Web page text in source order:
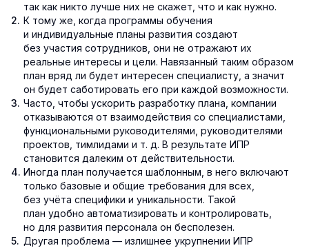
так как никто лучше них не скажет, что и как нужно.
К тому же, когда программы обучения
и индивидуальные планы развития создают
без участия сотрудников, они не отражают их
реальные интересы и цели. Навязанный таким образом
план вряд ли будет интересен специалисту, а значит
он будет саботировать его при каждой возможности.
Часто, чтобы ускорить разработку плана, компании
отказываются от взаимодействия со специалистами,
функциональными руководителями, руководителями
проектов, тимлидами и т. д. В результате ИПР
становится далеким от действительности.
Иногда план получается шаблонным, в него включают
только базовые и общие требования для всех,
без учёта специфики и уникальности. Такой
план удобно автоматизировать и контролировать,
но для развития персонала он бесполезен.
Другая проблема — излишнее укрупнении ИПР